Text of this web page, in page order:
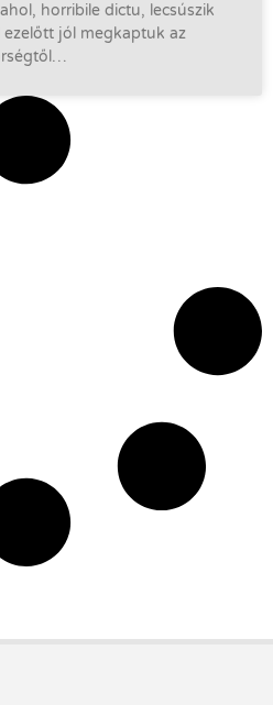
horribile dictu, lecsúszik
ezelőtt jól megkaptuk az